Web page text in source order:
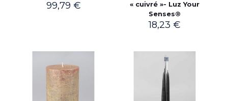
99,79 €
« cuivré »- Luz Your
Senses®
18,23 €